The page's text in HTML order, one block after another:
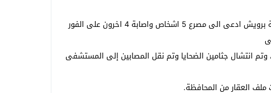
تلقى اللواء هشام أبو النصر مساعد وزير الداخلية مدير أمن الجيزة إخطارا من العقيد احمد الجبالى مأمور مركز شرطة العياط بسقوط سقف بقرية برويش ادعى الى مصرع 5 اشخاص واصابة 4 اخرون على الفور
وتم انتشال جثامين الضحايا وتم نقل المصابين إلى المستشفى
ملف العقار من المحافظة.